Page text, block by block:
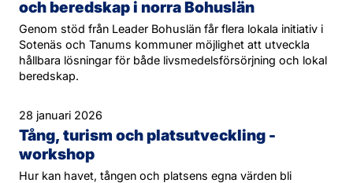
och beredskap i norra Bohuslän
Genom stöd från Leader Bohuslän får flera lokala initiativ i
Sotenäs och Tanums kommuner möjlighet att utveckla
hållbara lösningar för både livsmedelsförsörjning och lokal
beredskap.
28 januari 2026
Tång, turism och platsutveckling -
workshop
Hur kan havet, tången och platsens egna värden bli